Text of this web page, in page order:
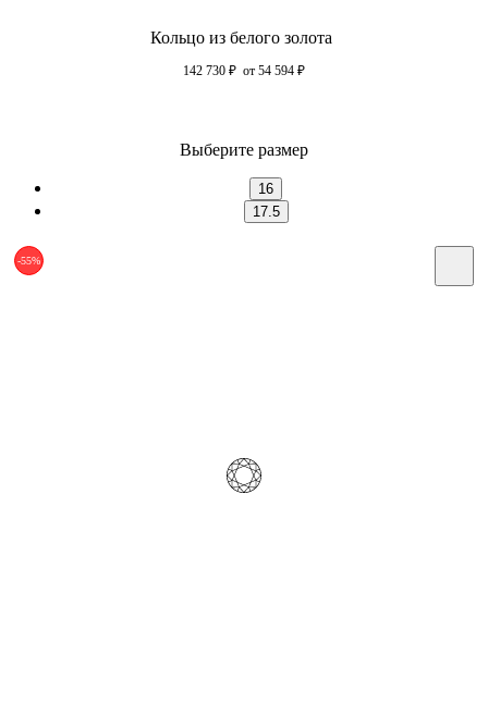
Кольцо из белого золота
142 730 ₽ от 54 594 ₽
Выберите размер
16
17.5
-55%